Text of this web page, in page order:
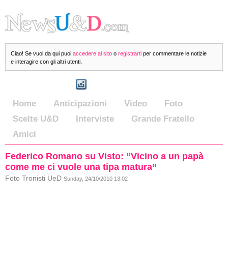
Ciao! Se vuoi da qui puoi accedere al sito o registrarti per commentare le notizie
e interagire con gli altri utenti.
Home Anticipazioni Video
Foto
Scelte U&D
Interviste
Grande Fratello
Amici
Federico Romano su Visto: “Vicino a un papà
come me ci vuole una tipa matura”
Foto Tronisti UeD Sunday, 24/10/2010 13:02